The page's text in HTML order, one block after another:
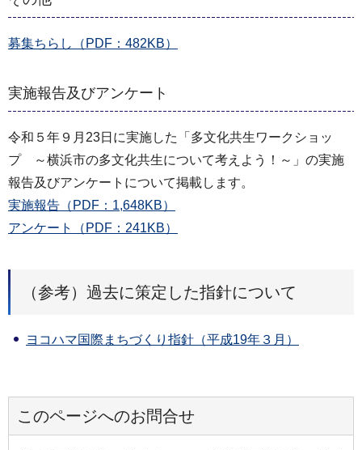
募集ちらし（PDF：482KB）
実施報告及びアンケート
令和５年９月23日に実施した「多文化共生ワークショッ
プ ～横浜市の多文化共生について考えよう！～」の実施
報告及びアンケートについて掲載します。
実施報告（PDF：1,648KB）
アンケート（PDF：241KB）
（参考）過去に策定した指針について
ヨコハマ国際まちづくり指針（平成19年３月）
このページへのお問合せ